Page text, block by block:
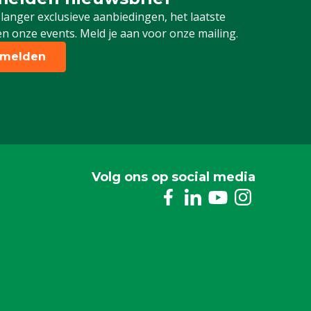
exclusieve aanbiedingen, het laatste
onze events. Meld je aan voor onze mailing.
Volg ons op social media